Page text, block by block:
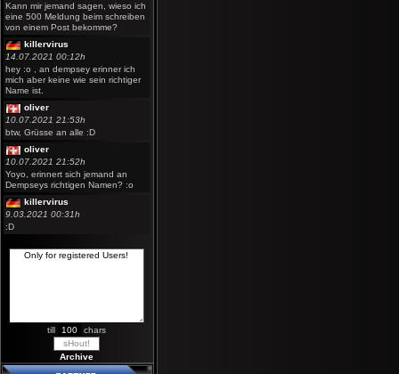
Kann mir jemand sagen, wieso ich
eine 500 Meldung beim schreiben
von einem Post bekomme?
killervirus
14.07.2021 00:12h
hey :o , an dempsey erinner ich
mich aber keine wie sein richtiger
Name ist.
oliver
10.07.2021 21:53h
btw, Grüsse an alle :D
oliver
10.07.2021 21:52h
Yoyo, erinnert sich jemand an
Dempseys richtigen Namen? :o
killervirus
9.03.2021 00:31h
:D
till chars
Archive